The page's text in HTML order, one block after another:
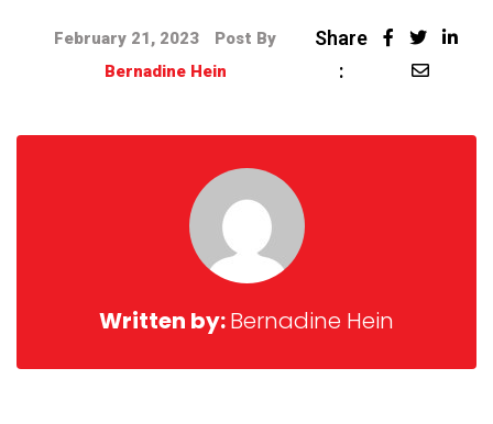
February 21, 2023
Post By
Bernadine Hein
Share
:
Written by:Bernadine Hein